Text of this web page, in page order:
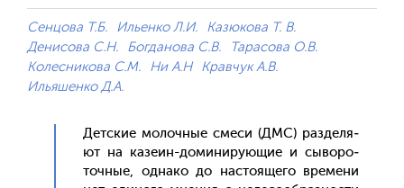
Сенцова Т.Б. Ильенко Л.И.
Казюкова Т. В.
Денисова С.Н.
Богданова С.В.
Тарасова О.В.
Колесникова С.М.
Ни А.Н
Кравчук А.В.
Ильяшенко Д.А.
Дет­ские мо­лоч­ные сме­си (ДМС) раз­де­ля­
ют на ка­зе­ин-до­мини­ру­ющие и сы­воро­
точ­ные, од­на­ко до нас­то­яще­го вре­мени